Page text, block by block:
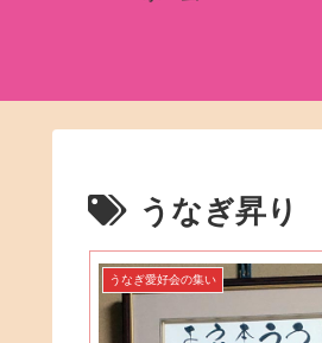
うなぎ昇り
うなぎ愛好会の集い